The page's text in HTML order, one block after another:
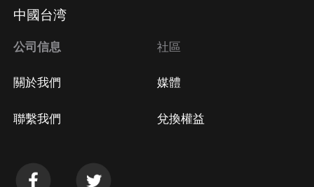
中國台湾
公司信息
關於我們
聯繫我們
社區
媒體
兌換權益